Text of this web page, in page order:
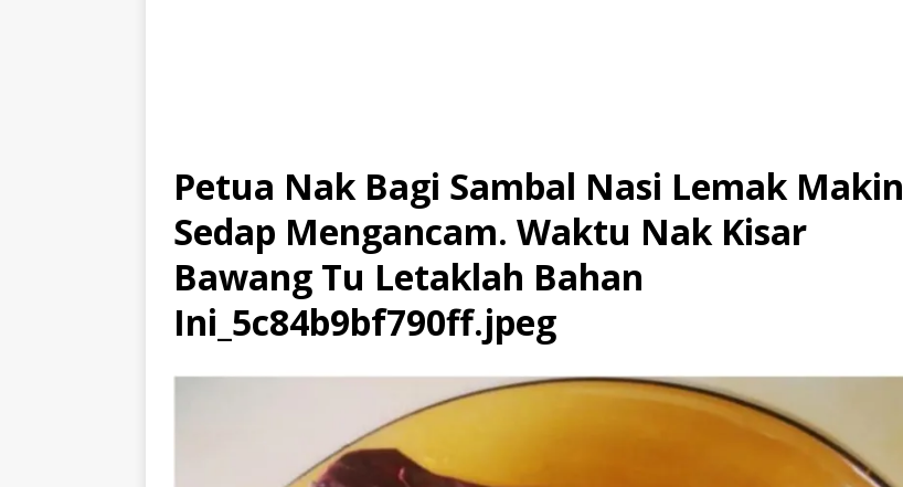
Petua Nak Bagi Sambal Nasi Lemak Makin
Sedap Mengancam. Waktu Nak Kisar
Bawang Tu Letaklah Bahan
Ini_5c84b9bf790ff.jpeg